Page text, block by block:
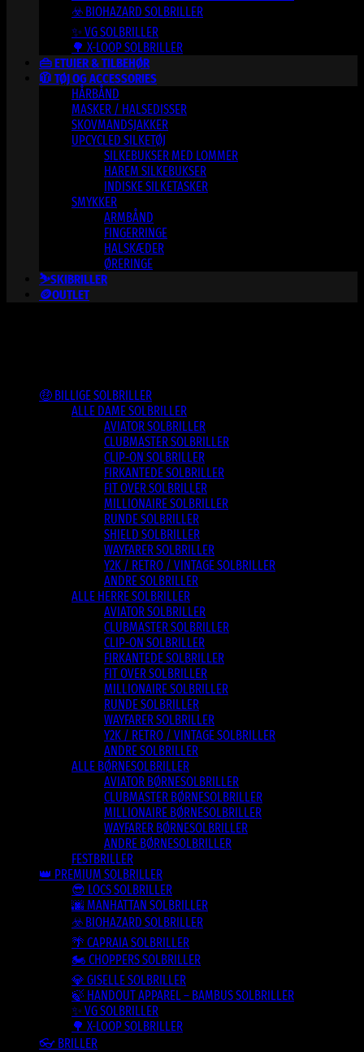
☣️ BIOHAZARD SOLBRILLER
✨ VG SOLBRILLER
🌳 X-LOOP SOLBRILLER
👜 ETUIER & TILBEHØR
🧥 TØJ OG ACCESSORIES
HÅRBÅND
MASKER / HALSEDISSER
SKOVMANDSJAKKER
UPCYCLED SILKETØJ
SILKEBUKSER MED LOMMER
HAREM SILKEBUKSER
INDISKE SILKETASKER
SMYKKER
ARMBÅND
FINGERRINGE
HALSKÆDER
ØRERINGE
⛷️SKIBRILLER
🪙OUTLET
🤑 BILLIGE SOLBRILLER
ALLE DAME SOLBRILLER
AVIATOR SOLBRILLER
CLUBMASTER SOLBRILLER
CLIP-ON SOLBRILLER
FIRKANTEDE SOLBRILLER
FIT OVER SOLBRILLER
MILLIONAIRE SOLBRILLER
RUNDE SOLBRILLER
SHIELD SOLBRILLER
WAYFARER SOLBRILLER
Y2K / RETRO / VINTAGE SOLBRILLER
ANDRE SOLBRILLER
ALLE HERRE SOLBRILLER
AVIATOR SOLBRILLER
CLUBMASTER SOLBRILLER
CLIP-ON SOLBRILLER
FIRKANTEDE SOLBRILLER
FIT OVER SOLBRILLER
MILLIONAIRE SOLBRILLER
RUNDE SOLBRILLER
WAYFARER SOLBRILLER
Y2K / RETRO / VINTAGE SOLBRILLER
ANDRE SOLBRILLER
ALLE BØRNESOLBRILLER
AVIATOR BØRNESOLBRILLER
CLUBMASTER BØRNESOLBRILLER
MILLIONAIRE BØRNESOLBRILLER
WAYFARER BØRNESOLBRILLER
ANDRE BØRNESOLBRILLER
FESTBRILLER
👑 PREMIUM SOLBRILLER
😎 LOCS SOLBRILLER
🌆 MANHATTAN SOLBRILLER
☣️ BIOHAZARD SOLBRILLER
🌴 CAPRAIA SOLBRILLER
🏍️ CHOPPERS SOLBRILLER
💎 GISELLE SOLBRILLER
🍃 HANDOUT APPAREL – BAMBUS SOLBRILLER
✨ VG SOLBRILLER
🌳 X-LOOP SOLBRILLER
👓 BRILLER